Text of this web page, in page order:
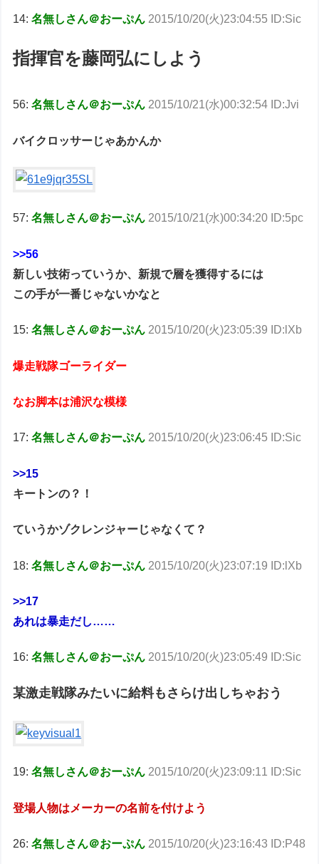
14:名無しさん＠おーぷん 2015/10/20(火)23:04:55 ID:Sic
指揮官を藤岡弘にしよう
56:名無しさん＠おーぷん 2015/10/21(水)00:32:54 ID:Jvi
バイクロッサーじゃあかんか
57:名無しさん＠おーぷん 2015/10/21(水)00:34:20 ID:5pc
>>56
新しい技術っていうか、新規で層を獲得するには
この手が一番じゃないかなと
15:名無しさん＠おーぷん 2015/10/20(火)23:05:39 ID:lXb
爆走戦隊ゴーライダー
なお脚本は浦沢な模様
17:名無しさん＠おーぷん 2015/10/20(火)23:06:45 ID:Sic
>>15
キートンの？！
ていうかゾクレンジャーじゃなくて？
18:名無しさん＠おーぷん 2015/10/20(火)23:07:19 ID:lXb
>>17
あれは暴走だし……
16:名無しさん＠おーぷん 2015/10/20(火)23:05:49 ID:Sic
某激走戦隊みたいに給料もさらけ出しちゃおう
19:名無しさん＠おーぷん 2015/10/20(火)23:09:11 ID:Sic
登場人物はメーカーの名前を付けよう
26:名無しさん＠おーぷん 2015/10/20(火)23:16:43 ID:P48